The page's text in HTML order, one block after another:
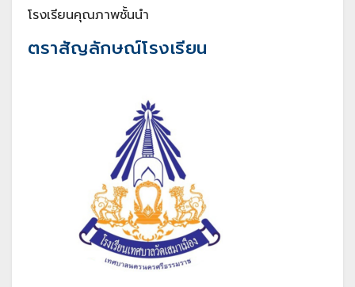
โรงเรียนคุณภาพชั้นนำ
ตราสัญลักษณ์โรงเรียน